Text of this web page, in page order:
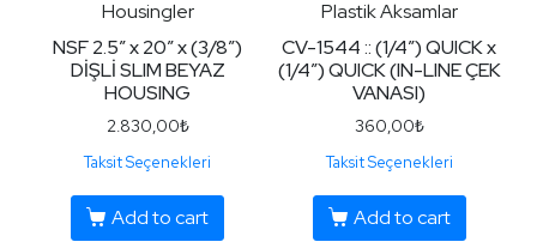
Housingler
NSF 2.5″ x 20″ x (3/8″)
DİŞLİ SLIM BEYAZ
HOUSING
2.830,00₺
Taksit Seçenekleri
Add to cart
Plastik Aksamlar
CV-1544 :: (1/4″) QUICK x
(1/4″) QUICK (IN-LINE ÇEK
VANASI)
360,00₺
Taksit Seçenekleri
Add to cart